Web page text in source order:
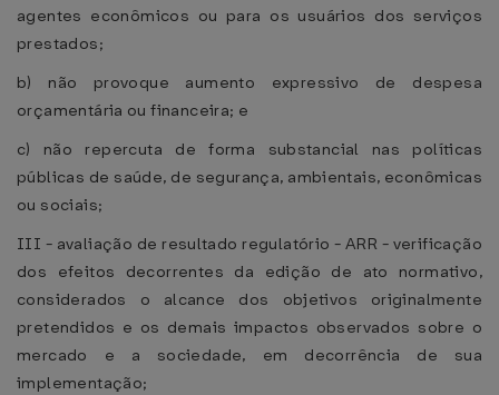
agentes econômicos ou para os usuários dos serviços
prestados;
b) não provoque aumento expressivo de despesa
orçamentária ou financeira; e
c) não repercuta de forma substancial nas políticas
públicas de saúde, de segurança, ambientais, econômicas
ou sociais;
III - avaliação de resultado regulatório - ARR - verificação
dos efeitos decorrentes da edição de ato normativo,
considerados o alcance dos objetivos originalmente
pretendidos e os demais impactos observados sobre o
mercado e a sociedade, em decorrência de sua
implementação;